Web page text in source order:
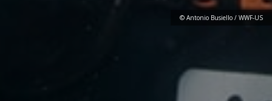
© Antonio Busiello / WWF-US